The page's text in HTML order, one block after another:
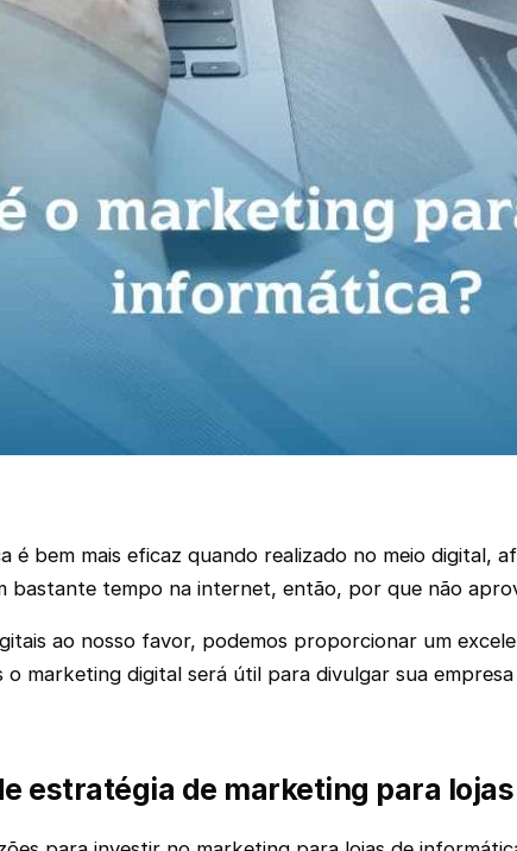
é bem mais eficaz quando realizado no meio digital,
bastante tempo na internet, então, por que não
ao nosso favor, podemos proporcionar um
marketing digital será útil para divulgar sua
estratégia de marketing para